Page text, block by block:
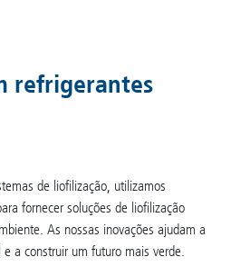
refrigerantes
de liofilização, utilizamos
fornecer soluções de liofilização
As nossas inovações ajudam a
a construir um futuro mais verde.